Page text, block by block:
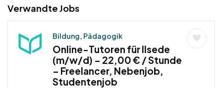
Verwandte Jobs
Bildung, Pädagogik
Online-Tutoren für Ilsede
(m/w/d) – 22,00 € / Stunde
– Freelancer, Nebenjob,
Studentenjob